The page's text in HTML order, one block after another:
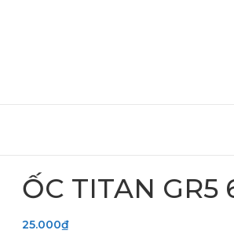
ỐC TITAN GR5
25.000₫